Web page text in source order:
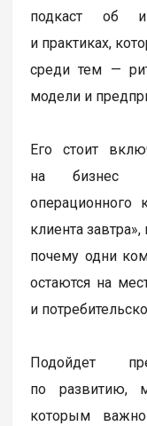
подкаст об
и практиках,
среди тем —
модели и
Его стоит
на бизнес
операционного
клиента
почему одни
остаются на
и
Подойдет
по развитию,
которым